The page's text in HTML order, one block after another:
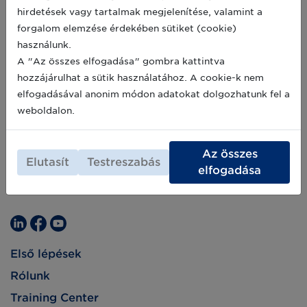
az UDI keretrendszerben elfogadott. Annak
érdekében, hogy a GS1 Magyarország a
globális GS1 szervezet kizárólagos hazai
képviseleteként minél hatékonyabban tudja
támogatni az Önök felkészülését az
orvostechnikai eszközöket érintő Európai
Uniós Rendeletek (MDR, IVDR) helyes
alkalmazására, felmérést szeretnénk végezni
egy kérdőív segítségével.
2019-08-22
Első lépések
Rólunk
Training Center
hirdetések vagy tartalmak megjelenítése, valamint a
forgalom elemzése érdekében sütiket (cookie)
használunk.
A "Az összes elfogadása" gombra kattintva
hozzájárulhat a sütik használatához. A cookie-k nem
elfogadásával anonim módon adatokat dolgozhatunk fel a
weboldalon.
Elutasít Testreszabás
Az összes
elfogadása